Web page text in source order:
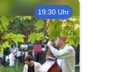
19:30 Uhr